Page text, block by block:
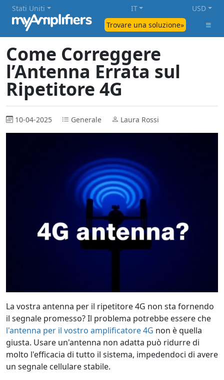
Trovare una soluzione»
Stati Uniti IT USD
Come Correggere
l’Antenna Errata sul
Ripetitore 4G
10-04-2025 Generale Laura Rossi
La vostra antenna per il ripetitore 4G non sta fornendo
il segnale promesso? Il problema potrebbe essere che
l'antenna per il vostro amplificatore 4G non è quella
giusta. Usare un'antenna non adatta può ridurre di
molto l'efficacia di tutto il sistema, impedendoci di avere
un segnale cellulare stabile.